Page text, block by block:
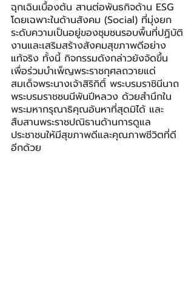
ฉุกเฉินเบื้องต้น สานต่อพันธกิจด้าน ESG
โดยเฉพาะในด้านสังคม (Social) ที่มุ่งยก
ระดับความเป็นอยู่ของชุมชนรอบพื้นที่ปฏิบัติ
งานและเสริมสร้างสังคมสุขภาพดีอย่าง
แท้จริง ทั้งนี้ กิจกรรมดังกล่าวยังจัดขึ้น
เพื่อร่วมบำเพ็ญพระราชกุศลถวายแด่
สมเด็จพระนางเจ้าสิริกิติ์ พระบรมราชินีนาถ
พระบรมราชชนนีพันปีหลวง ด้วยสำนึกใน
พระมหากรุณาธิคุณอันหาที่สุดมิได้ และ
สืบสานพระราชปณิธานด้านการดูแล
ประชาชนให้มีสุขภาพดีและคุณภาพชีวิตที่ดี
อีกด้วย